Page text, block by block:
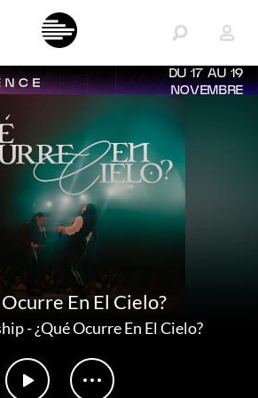
DU 17 AU 19
NOVEMBRE
En El Cielo?
-¿Qué Ocurre En El Cielo?